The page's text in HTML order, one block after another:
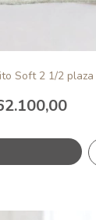
Soft 2 1/2